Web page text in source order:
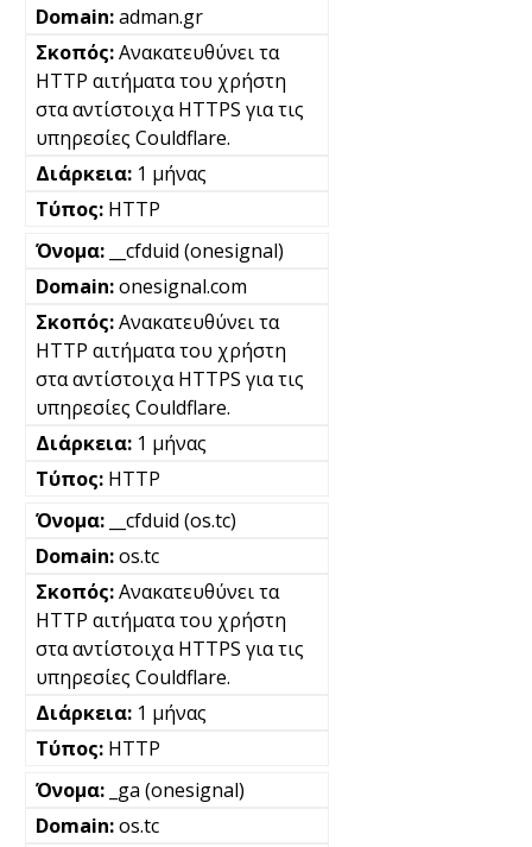
adman.gr
Ανακατευθύνει τα
HTTP αιτήματα του χρήστη
στα αντίστοιχα HTTPS για τις
υπηρεσίες Couldflare.
1 μήνας
HTTP
__cfduid (onesignal)
onesignal.com
Ανακατευθύνει τα
HTTP αιτήματα του χρήστη
στα αντίστοιχα HTTPS για τις
υπηρεσίες Couldflare.
1 μήνας
HTTP
__cfduid (os.tc)
os.tc
Ανακατευθύνει τα
HTTP αιτήματα του χρήστη
στα αντίστοιχα HTTPS για τις
υπηρεσίες Couldflare.
1 μήνας
HTTP
_ga (onesignal)
os.tc